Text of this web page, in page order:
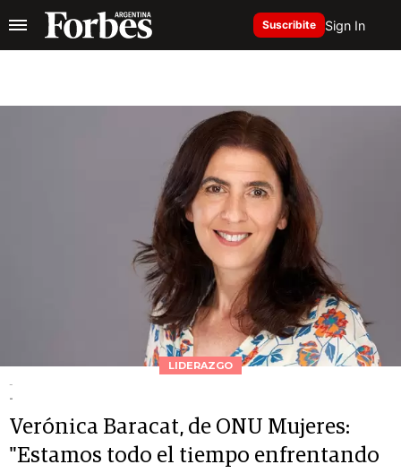
Suscribite Sign In
LIDERAZGO
-
-
Verónica Baracat, de ONU Mujeres:
"Estamos todo el tiempo enfrentando